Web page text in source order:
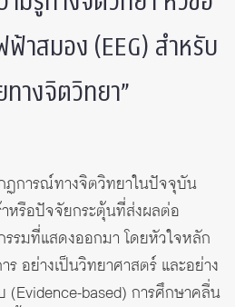
าสมอง (EEG) สำหรับ
างจิตวิทยา”
ฏการณ์ทางจิตวิทยาในปัจจุบัน
าหรือปัจจัยกระตุ้นที่ส่งผลต่อ
รมที่แสดงออกมา โดยหัวใจหลัก
อย่างเป็นวิทยาศาสตร์ และอย่าง
(Evidence-based) การศึกษาคลื่น